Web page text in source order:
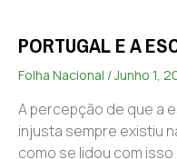
PORTUGAL E A
Folha Nacional Junho 1,
A percepção de que a
injusta sempre existiu
como se lidou com